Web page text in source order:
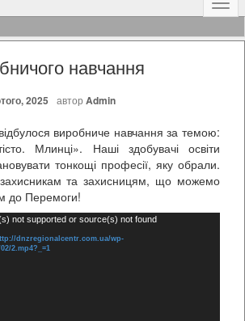
навчання
2025 автор Admin
виробниче навчання за темою:
Млинці». Наші здобувачі освіти
тонкощі професії, яку обрали.
та захисницям, що можемо
до Перемоги!
not supported or source(s) not found
dnzregionalcentr.com.ua/wp-
2.mp4?_=1